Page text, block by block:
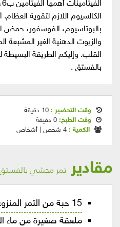
الكالسيوم اللازم لتقوية
بالبوتاسيوم، الفوسفور، حمض
والزيوت الدهنية الغير
القلب. وإليكم الطريقة
بالفستق .
وقت التحضير : 10 دقيقة
وقت الطبخ: 0 دقيقة
الكمية : 4 شخص | أشخاص
مقادير تمر محشي بالفستق
15 حبة من التمر المنزوع النواة
ملعقة صغيرة من ماء